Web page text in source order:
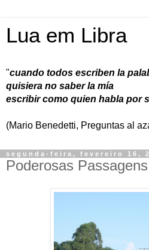
Lua em Libra
"cuando todos escriben la
quisiera no saber la mía
escribir como quien habla por
(Mario Benedetti, Preguntas al
segunda-feira, fevereiro 16,
Poderosas Passagens